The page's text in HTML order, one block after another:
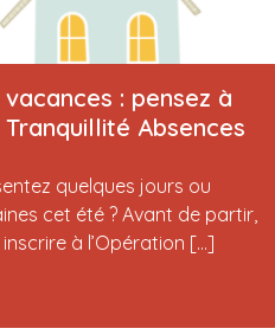
: pensez à
Tranquillité Absences
quelques jours ou
cet été ? Avant de partir,
à l’Opération [...]